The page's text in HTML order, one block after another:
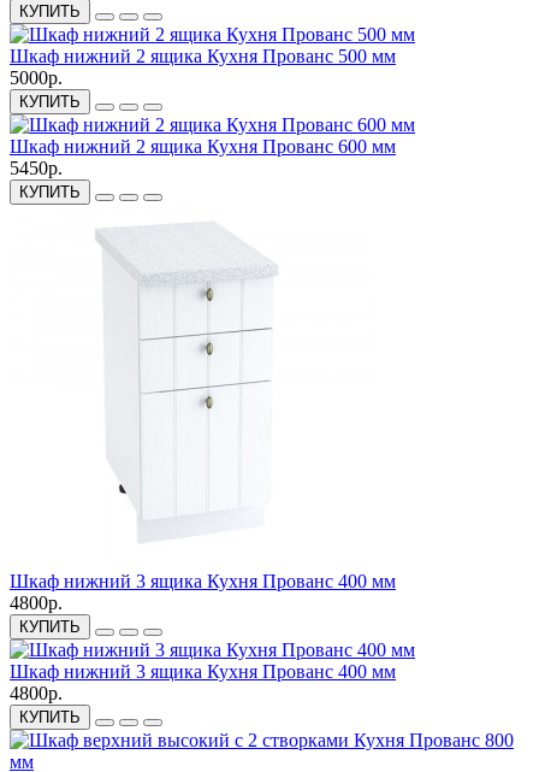
КУПИТЬ
Шкаф нижний 2 ящика Кухня Прованс 500 мм
5000р.
КУПИТЬ
Шкаф нижний 2 ящика Кухня Прованс 600 мм
5450р.
КУПИТЬ
Шкаф нижний 3 ящика Кухня Прованс 400 мм
4800р.
КУПИТЬ
Шкаф нижний 3 ящика Кухня Прованс 400 мм
4800р.
КУПИТЬ